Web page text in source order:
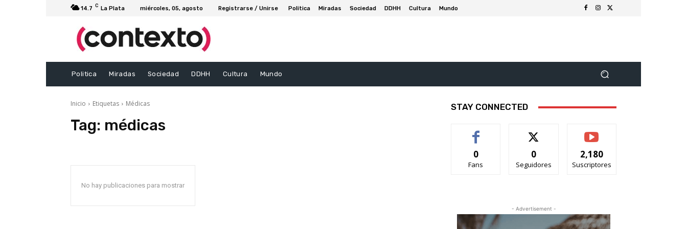
14.7 C La Plata miércoles, 05, agosto Registrarse / Unirse Politica Miradas Sociedad DDHH Cultura Mundo
Politica Miradas Sociedad DDHH Cultura Mundo
Inicio Etiquetas Médicas
Tag: médicas
No hay publicaciones para mostrar
STAY CONNECTED
0
Fans
0
Seguidores
2,180
Suscriptores
- Advertisement -